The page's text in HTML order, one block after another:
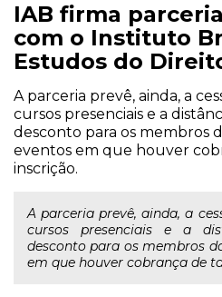
IAB firma
com o Instituto
Estudos do
A parceria prevê, ainda, a
cursos presenciais e a
desconto para os membros
eventos em que houver
inscrição.
A parceria prevê, ainda, a
cursos presenciais e a
desconto para os membros
em que houver cobrança de